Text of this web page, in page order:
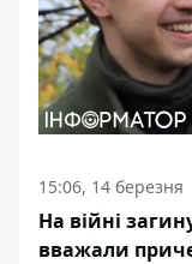
15:06, 14 березня
На війні
вважали